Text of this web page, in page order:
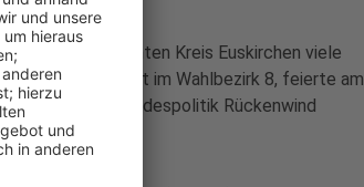
die im gesamten Kreis Euskirchen viele
Grünen-Kandidat im Wahlbezirk 8, feierte am
auch die Bundespolitik Rückenwind